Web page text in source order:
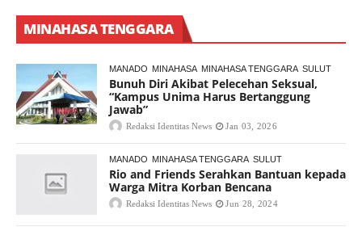
MINAHASA TENGGARA
MANADO MINAHASA MINAHASA TENGGARA SULUT
Bunuh Diri Akibat Pelecehan Seksual,
“Kampus Unima Harus Bertanggung
Jawab”
Redaksi Identitas News Jan 03, 2026
MANADO MINAHASA TENGGARA SULUT
Rio and Friends Serahkan Bantuan kepada
Warga Mitra Korban Bencana
Redaksi Identitas News Jun 28, 2024